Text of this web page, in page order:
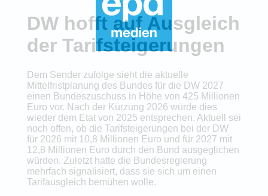
DW hofft auf Ausgleich
der Tarifsteigerungen
Dem Sender zufolge sieht die aktuelle
Mittelfristplanung des Bundes für die DW 2027
einen Bundeszuschuss in Höhe von 425 Millionen
Euro vor. Nach der Kürzung 2026 würde dies
wieder dem Etat von 2025 entsprechen. Aktuell sei
noch offen, ob die Tarifsteigerungen bei der DW
für 2026 mit 10,8 Millionen Euro und für 2027 mit
12,8 Millionen Euro durch den Bund ausgeglichen
würden. Zuletzt hatte die Bundesregierung
mehrfach signalisiert, dass sie sich um einen
Tarifausgleich bemühen wolle.